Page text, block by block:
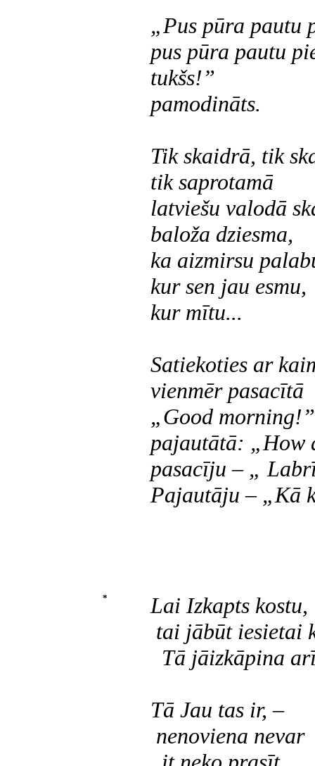
„Pus pūra pautu
pus pūra pautu
tukšs!”
pamodināts.
Tik skaidrā, tik
tik saprotamā
latviešu valodā
baloža dziesma,
ka aizmirsu
kur sen jau esmu,
kur mītu...
Satiekoties ar
vienmēr pasacītā
„Good morning!”
pajautātā: „How
pasacīju – „
Pajautāju – „Kā
*
Lai Izkapts kostu,
tai jābūt iesietai
Tā jāizkāpina
Tā Jau tas ir, –
nenoviena nevar